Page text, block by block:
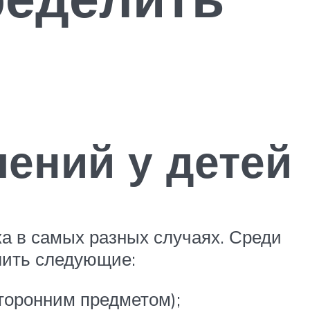
у детей
в самых разных случаях. Среди
следующие:
предметом);